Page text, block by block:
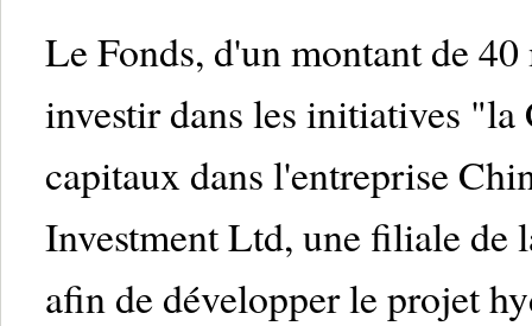
Le Fonds, d'un montant de
investir dans les initiatives
capitaux dans l'entreprise
Investment Ltd, une filiale de
afin de développer le projet